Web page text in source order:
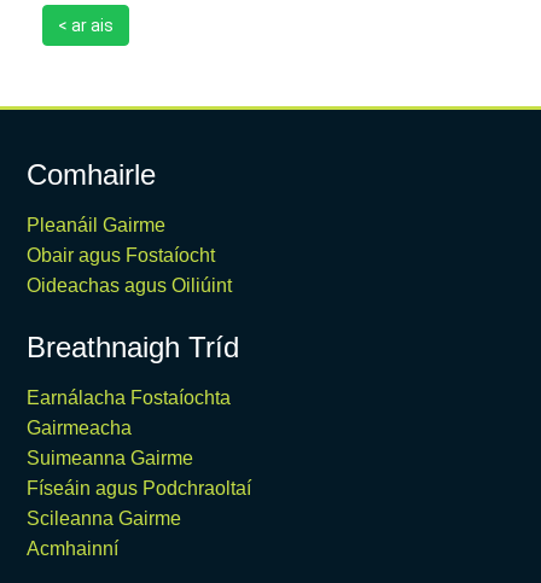
< ar ais
Comhairle
Pleanáil Gairme
Obair agus Fostaíocht
Oideachas agus Oiliúint
Breathnaigh Tríd
Earnálacha Fostaíochta
Gairmeacha
Suimeanna Gairme
Físeáin agus Podchraoltaí
Scileanna Gairme
Acmhainní